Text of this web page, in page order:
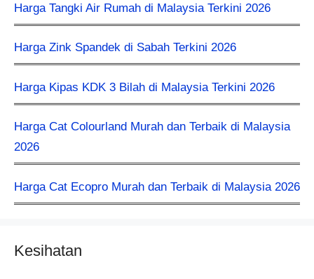
Harga Tangki Air Rumah di Malaysia Terkini 2026
Harga Zink Spandek di Sabah Terkini 2026
Harga Kipas KDK 3 Bilah di Malaysia Terkini 2026
Harga Cat Colourland Murah dan Terbaik di Malaysia
2026
Harga Cat Ecopro Murah dan Terbaik di Malaysia 2026
Kesihatan